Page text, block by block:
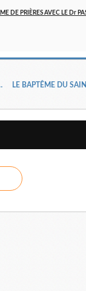
DE PRIÈRES AVEC LE Dr
13 ème Partie